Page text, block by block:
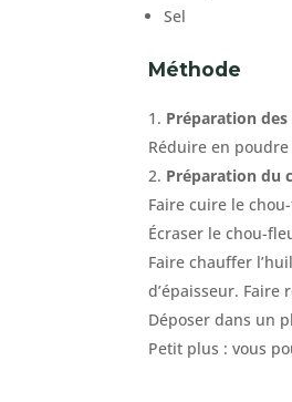
Sel
Méthode
Préparation des
Réduire en poudre
Préparation du
Faire cuire le
Écraser le chou-
Faire chauffer
d’épaisseur.
Déposer dans un
Petit plus : vous